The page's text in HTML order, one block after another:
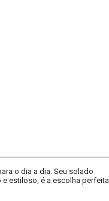
o dia a dia. Seu solado
estiloso, é a escolha perfeita